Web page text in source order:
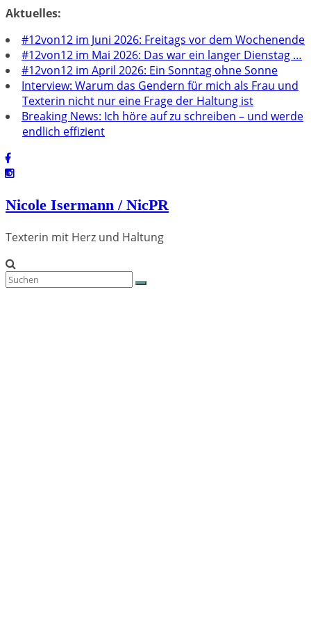
Zum
springen
Aktuelles:
#12von12 im Juni 2026: Freitags vor dem Wochenende
#12von12 im Mai 2026: Das war ein langer Dienstag …
#12von12 im April 2026: Ein Sonntag ohne Sonne
Interview: Warum das Gendern für mich als Frau und
Texterin nicht nur eine Frage der Haltung ist
Breaking News: Ich höre auf zu schreiben – und werde
endlich effizient
Nicole Isermann / NicPR
Texterin mit Herz und Haltung